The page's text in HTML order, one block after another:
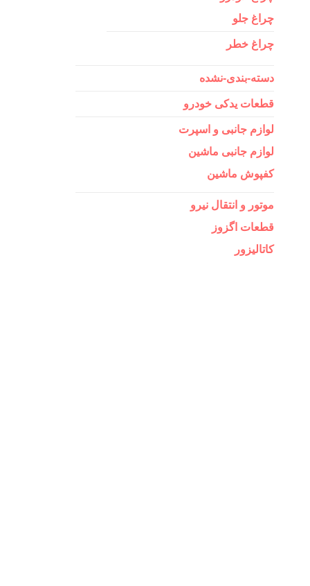
چراغ جلو
چراغ خطر
دسته-بندی-نشده
قطعات یدکی خودرو
لوازم جانبی و اسپرت
لوازم جانبی ماشین
کفپوش ماشین
موتور و انتقال نیرو
قطعات اگزوز
کاتالیزور